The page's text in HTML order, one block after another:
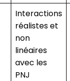
Interactions
réalistes et
non
linéaires
avec les
PNJ